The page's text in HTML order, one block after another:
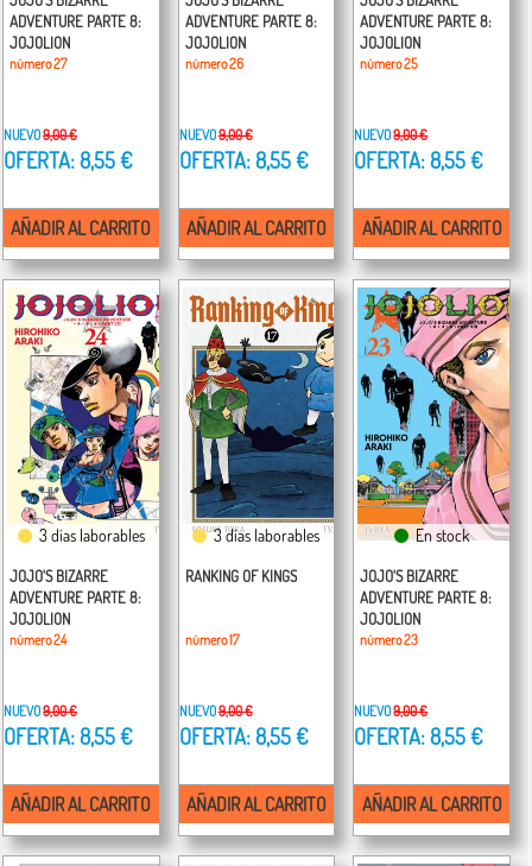
ADVENTURE PARTE 8:
JOJOLION
número 27
NUEVO9,00 €
OFERTA: 8,55 €
AÑADIR AL CARRITO
ADVENTURE PARTE 8:
JOJOLION
número 26
NUEVO9,00 €
OFERTA: 8,55 €
AÑADIR AL CARRITO
ADVENTURE PARTE 8:
JOJOLION
número 25
NUEVO9,00 €
OFERTA: 8,55 €
AÑADIR AL CARRITO
3 días laborables
JOJO'S BIZARRE
ADVENTURE PARTE 8:
JOJOLION
número 24
NUEVO9,00 €
OFERTA: 8,55 €
AÑADIR AL CARRITO
3 días laborables
RANKING OF KINGS
número 17
NUEVO9,00 €
OFERTA: 8,55 €
AÑADIR AL CARRITO
En stock
JOJO'S BIZARRE
ADVENTURE PARTE 8:
JOJOLION
número 23
NUEVO9,00 €
OFERTA: 8,55 €
AÑADIR AL CARRITO